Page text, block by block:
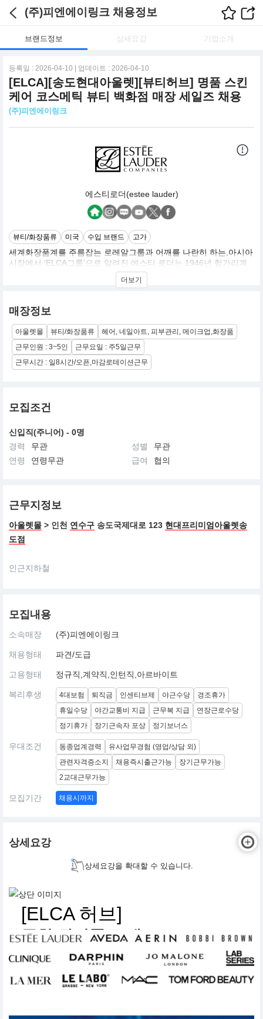
(주)피엔에이링크 채용정보
브랜드정보 상세요강 기업소개
등록일 : 2026-04-10 | 업데이트 : 2026-04-10
[ELCA][송도현대아울렛][뷰티허브] 명품 스킨
케어 코스메틱 뷰티 백화점 매장 세일즈 채용
(주)피엔에이링크
에스티로더(estee lauder)
뷰티/화장품류 미국 수입 브랜드 고가
세계화장품계를 주름잡는 로레알그룹과 어깨를 나란히 하는,아시아
시장에서 ‘ELCA그룹’으로 알려진 에스티 로더는 1946년 헝가리계
유대인 에스티 로더가 미국 뉴욕에서 세운 기업. ‘우리가 만나는 모
든 이에게 최고의 제품과 서비스를 선사한다’는 경영 철학을 내세워
티 로더, 랩시리즈, 크리니크, 오리진스, 라메르, 달팡, 맥, 바비브라
운, 아베다, 조말론, 톰포드 뷰티, 글램글로우, 르라보 등 13개 브랜
드가 수입되고 있다
더보기
매장정보
아울렛몰 뷰티/화장품류
헤어, 네일아트, 피부관리, 메이크업,화장품
근무인원 : 3~5인
근무요일 : 주5일근무
근무시간 : 일8시간/오픈,마감로테이션근무
모집조건
신입직(주니어) - 0명
경력
무관 성별
무관
연령
연령무관 급여 협의
근무지정보
아울렛몰 > 인천 연수구 송도국제대로 123 현대프리미엄아울렛송
도점
인근지하철
모집내용
소속매장 (주)피엔에이링크
채용형태 파견/도급
고용형태 정규직,계약직,인턴직,아르바이트
복리후생 4대보험 퇴직금 인센티브제 야근수당
경조휴가
휴일수당
야간교통비 지급 근무복 지급
연장근로수당
정기휴가
장기근속자 포상 정기보너스
우대조건 동종업계경력
유사업무경험 (영업/상담 외)
관련자격증소지
채용즉시출근가능
장기근무가능
2교대근무가능
모집기간 채용시까지
상세요강
상세요강을 확대할 수 있습니다.
[ELCA 허브]
종합 화장품 브랜드
뷰티 아티스트 채용